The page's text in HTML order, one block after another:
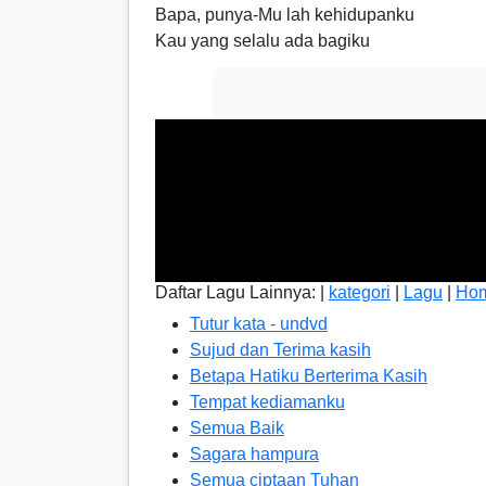
Bapa, punya-Mu lah kehidupanku
Kau yang selalu ada bagiku
Daftar Lagu Lainnya: | kategori Lagu
Tutur kata - undvd
Sujud dan Terima kasih
Betapa Hatiku Berterima Kasih
Tempat kediamanku
Semua Baik
Sagara hampura
Semua ciptaan Tuhan